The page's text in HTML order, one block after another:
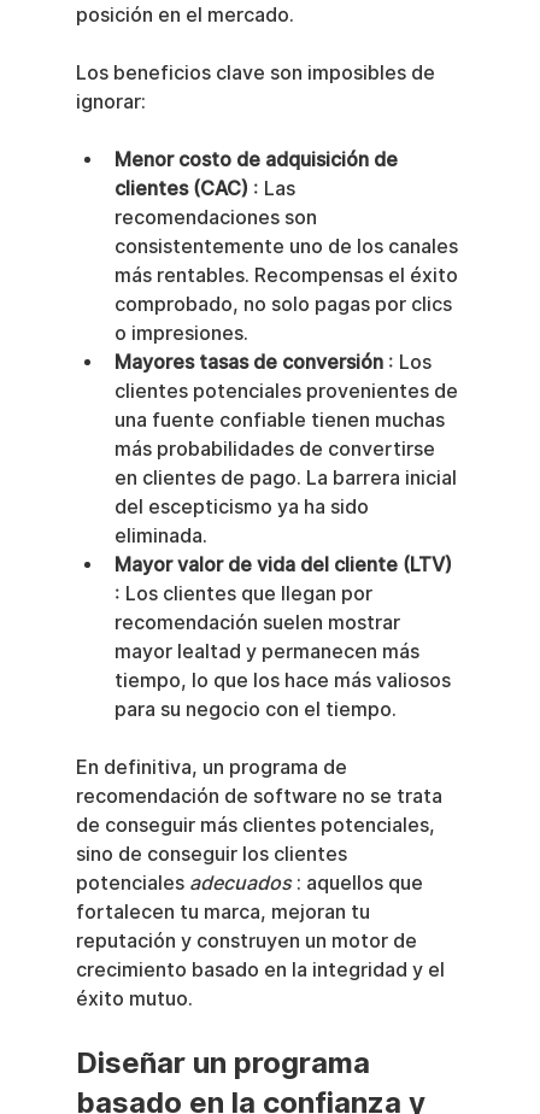
posición en el mercado.
Los beneficios clave son imposibles de
ignorar:
Menor costo de adquisición de
clientes (CAC) : Las
recomendaciones son
consistentemente uno de los canales
más rentables. Recompensas el éxito
comprobado, no solo pagas por clics
o impresiones.
Mayores tasas de conversión : Los
clientes potenciales provenientes de
una fuente confiable tienen muchas
más probabilidades de convertirse
en clientes de pago. La barrera inicial
del escepticismo ya ha sido
eliminada.
Mayor valor de vida del cliente (LTV)
: Los clientes que llegan por
recomendación suelen mostrar
mayor lealtad y permanecen más
tiempo, lo que los hace más valiosos
para su negocio con el tiempo.
En definitiva, un programa de
recomendación de software no se trata
de conseguir más clientes potenciales,
sino de conseguir los clientes
potenciales adecuados : aquellos que
fortalecen tu marca, mejoran tu
reputación y construyen un motor de
crecimiento basado en la integridad y el
éxito mutuo.
Diseñar un programa
basado en la confianza y